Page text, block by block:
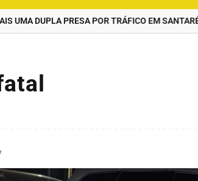
DUPLA PRESA POR TRÁFICO EM SANTARÉM